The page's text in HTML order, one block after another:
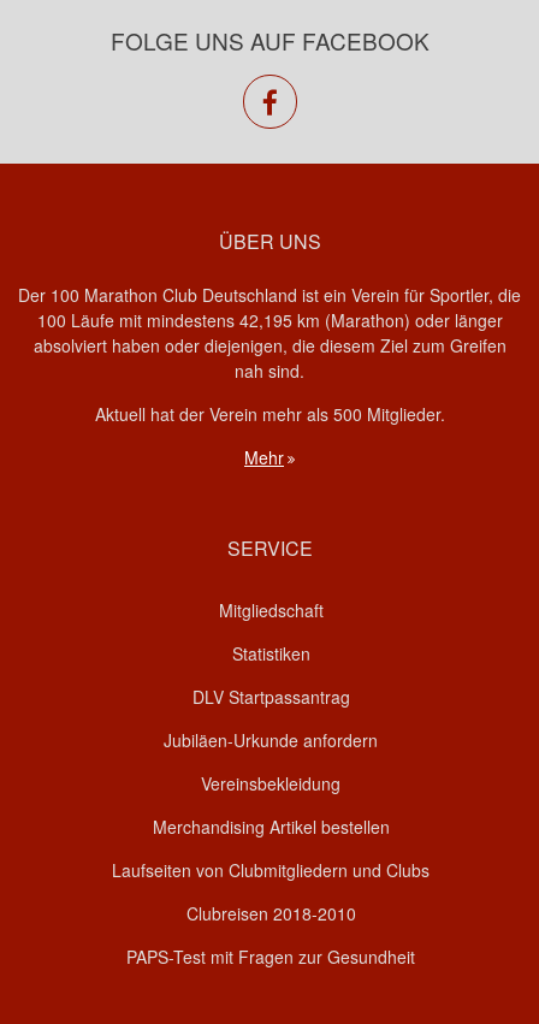
FOLGE UNS AUF FACEBOOK
facebook
ÜBER UNS
Der 100 Marathon Club Deutschland ist ein Verein für Sportler, die
100 Läufe mit mindestens 42,195 km (Marathon) oder länger
absolviert haben oder diejenigen, die diesem Ziel zum Greifen
nah sind.
Aktuell hat der Verein mehr als 500 Mitglieder.
Mehr
SERVICE
Mitgliedschaft
Statistiken
DLV Startpassantrag
Jubiläen-Urkunde anfordern
Vereinsbekleidung
Merchandising Artikel bestellen
Laufseiten von Clubmitgliedern und Clubs
Clubreisen 2018-2010
PAPS-Test mit Fragen zur Gesundheit